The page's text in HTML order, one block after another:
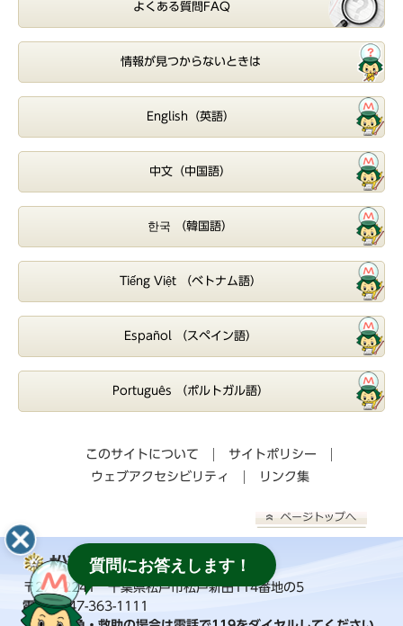
よくある質問FAQ
情報が見つからないときは
English（英語）
中文（中国語）
한국 （韓国語）
Tiếng Việt （ベトナム語）
Español （スペイン語）
Português （ポルトガル語）
このサイトについて
サイトポリシー
ウェブアクセシビリティ
リンク集
松戸市消防局
〒270-2241 千葉県松戸市松戸新田114番地の5
電話：047-363-1111
質問にお答えします！